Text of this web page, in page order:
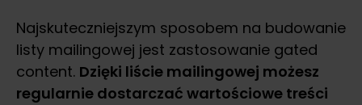
Najskuteczniejszym sposobem na budowanie
listy mailingowej jest zastosowanie gated
content. Dzięki liście mailingowej możesz
regularnie dostarczać wartościowe treści